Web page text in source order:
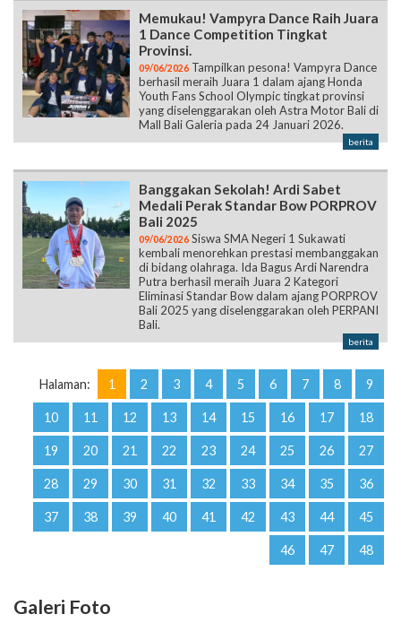
Memukau! Vampyra Dance Raih Juara
1 Dance Competition Tingkat
Provinsi.
09/06/2026 Tampilkan pesona! Vampyra Dance
berhasil meraih Juara 1 dalam ajang Honda
Youth Fans School Olympic tingkat provinsi
yang diselenggarakan oleh Astra Motor Bali di
Mall Bali Galeria pada 24 Januari 2026.
berita
Banggakan Sekolah! Ardi Sabet
Medali Perak Standar Bow PORPROV
Bali 2025
09/06/2026 Siswa SMA Negeri 1 Sukawati
kembali menorehkan prestasi membanggakan
di bidang olahraga. Ida Bagus Ardi Narendra
Putra berhasil meraih Juara 2 Kategori
Eliminasi Standar Bow dalam ajang PORPROV
Bali 2025 yang diselenggarakan oleh PERPANI
Bali.
berita
Halaman: 1 2 3 4 5 6 7 8 9
10 11 12 13 14 15 16 17 18
19 20 21 22 23 24 25 26 27
28 29 30 31 32 33 34 35 36
37 38 39 40 41 42 43 44 45
46 47 48
Galeri Foto